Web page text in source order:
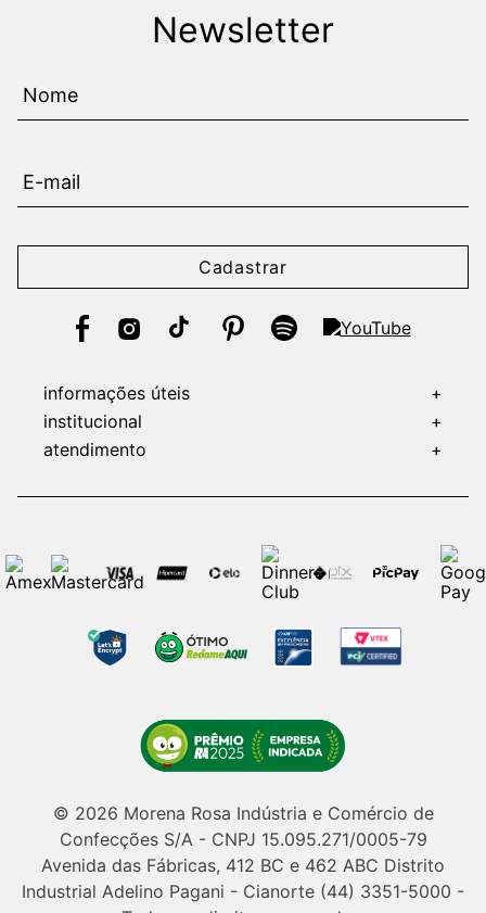
Newsletter
Cadastrar
informações úteis
+
institucional
+
atendimento
+
© 2026 Morena Rosa Indústria e Comércio de
Confecções S/A - CNPJ 15.095.271/0005-79
Avenida das Fábricas, 412 BC e 462 ABC Distrito
Industrial Adelino Pagani - Cianorte (44) 3351-5000 -